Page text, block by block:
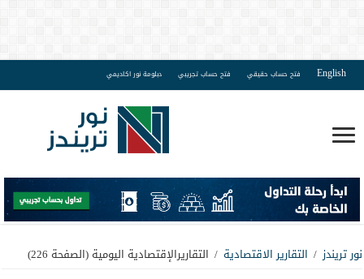
English فتح حساب حقيقي فتح حساب تجريبي دبلومة نور اكاديمي
نور تريندز / التقارير الاقتصادية / التقاريرالإقتصادية اليومية (الصفحة 226)